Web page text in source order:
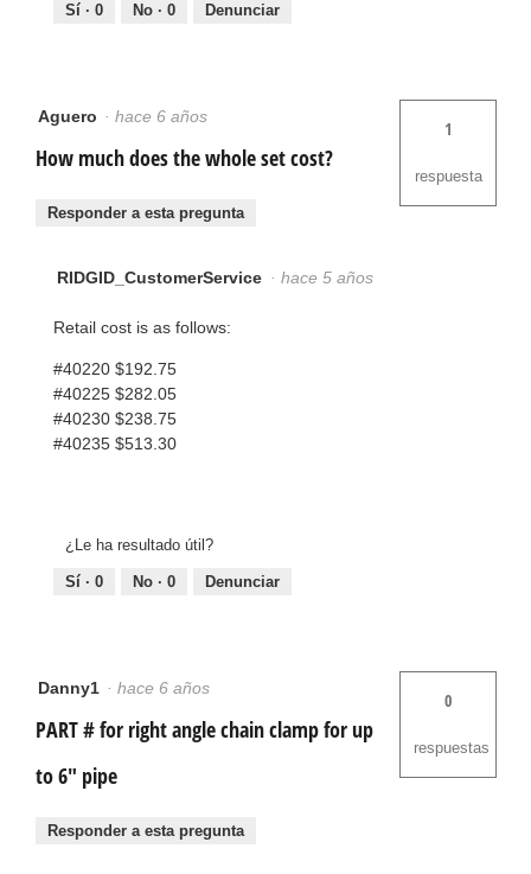
Sí · 0 No · 0 Denunciar
Aguero · hace 6 años
How much does the whole set cost?
1
respuesta
Responder a esta pregunta
RIDGID_CustomerService · hace 5 años
Retail cost is as follows:
#40220 $192.75
#40225 $282.05
#40230 $238.75
#40235 $513.30
¿Le ha resultado útil?
Sí · 0 No · 0 Denunciar
Danny1 · hace 6 años
PART # for right angle chain clamp for up
to 6" pipe
0
respuestas
Responder a esta pregunta